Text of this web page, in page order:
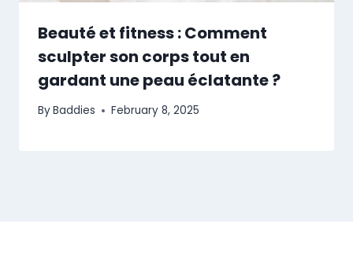
Beauté et fitness : Comment
sculpter son corps tout en
gardant une peau éclatante ?
ByBaddies February 8, 2025